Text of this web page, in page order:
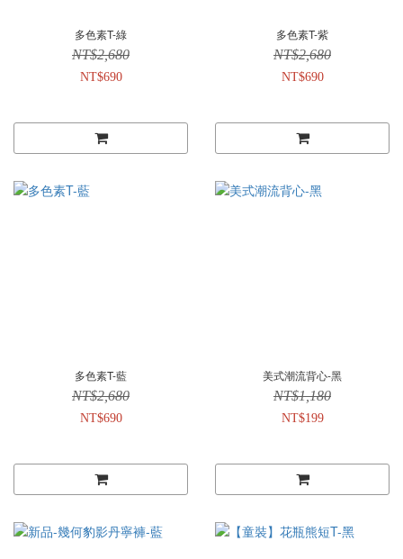
多色素T-綠
NT$2,680
NT$690
多色素T-紫
NT$2,680
NT$690
多色素T-藍
NT$2,680
NT$690
美式潮流背心-黑
NT$1,180
NT$199